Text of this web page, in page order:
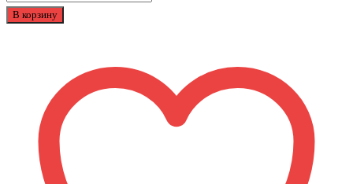
товара
мотоцикл
Чоппер
красный
В корзину